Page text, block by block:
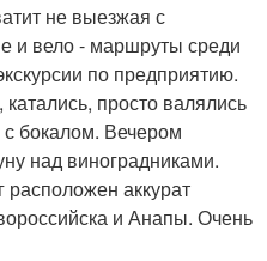
не выезжая с
и вело - маршруты среди
по предприятию.
просто валялись
с бокалом. Вечером
над виноградниками.
расположен аккурат
и Анапы. Очень